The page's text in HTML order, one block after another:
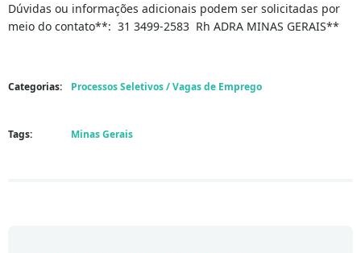
Dúvidas ou informações adicionais podem ser solicitadas por
meio do contato**: 31 3499-2583 Rh ADRA MINAS GERAIS**
Categorias: Processos Seletivos / Vagas de Emprego
Tags: Minas Gerais